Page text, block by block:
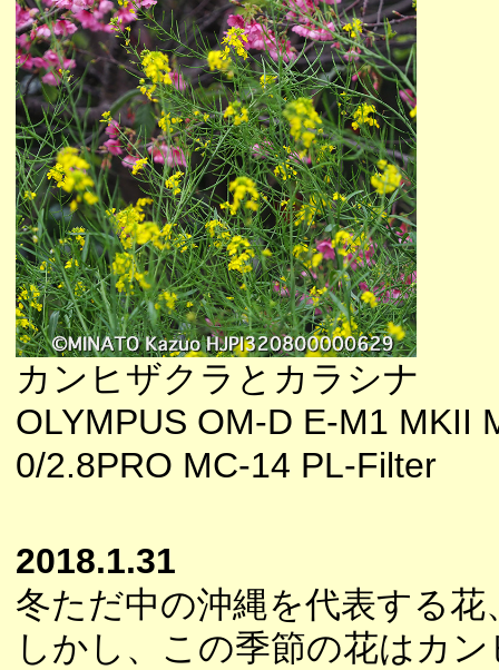
カンヒザクラとカラシナ
OLYMPUS OM-D E-M1 MKII
0/2.8PRO MC-14 PL-Filter
2018.1.31
冬ただ中の沖縄を代表する
しかし、この季節の花はカ